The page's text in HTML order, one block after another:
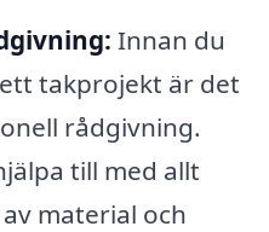
Innan du
takprojekt är det
rådgivning.
till med allt
material och